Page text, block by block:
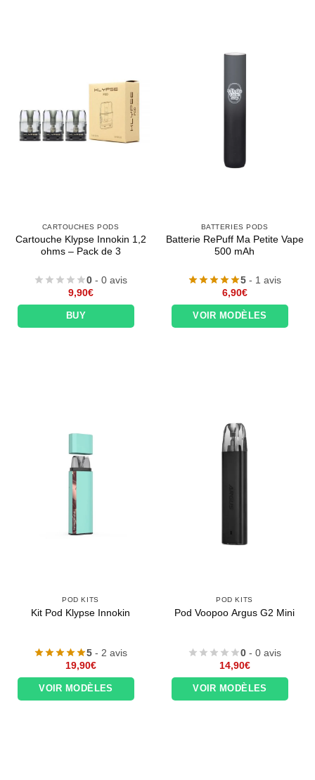
CARTOUCHES PODS
Cartouche Klypse Innokin 1,2
ohms – Pack de 3
0 - 0 avis
9,90€
BUY
BATTERIES PODS
Batterie RePuff Ma Petite Vape
500 mAh
5 - 1 avis
6,90€
VOIR MODÈLES
POD KITS
Kit Pod Klypse Innokin
5 - 2 avis
19,90€
VOIR MODÈLES
POD KITS
Pod Voopoo Argus G2 Mini
0 - 0 avis
14,90€
VOIR MODÈLES